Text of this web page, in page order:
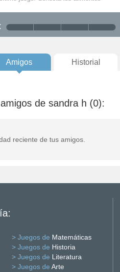
Amigos Historial
de sandra h (0):
reciente de tus amigos.
> Juegos de Matemáticas
> Juegos de Historia
> Juegos de Literatura
> Juegos de Arte